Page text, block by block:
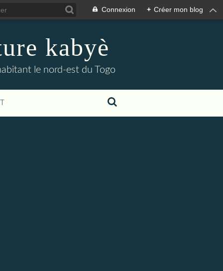
Connexion + Créer mon blog
kabyè
le nord-est du Togo